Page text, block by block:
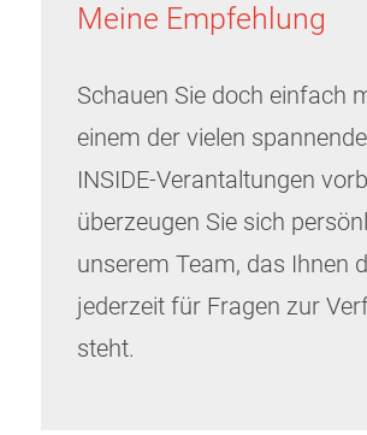
Meine Empfehlung
Schauen Sie doch einfach
einem der vielen
INSIDE-Verantaltungen
überzeugen Sie sich
unserem Team, das Ihnen
jederzeit für Fragen zur
steht.